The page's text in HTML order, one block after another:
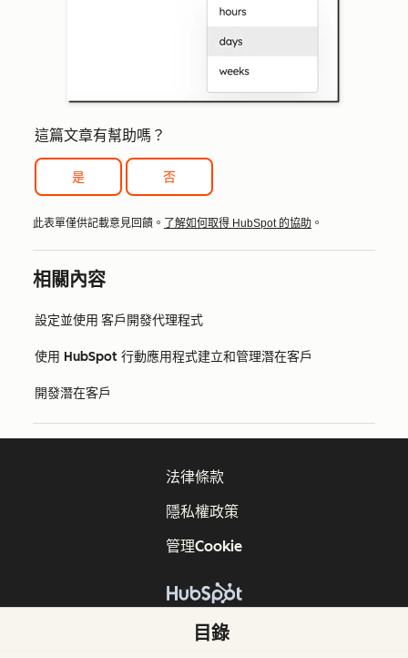
這篇文章有幫助嗎？
是 否
此表單僅供記載意見回饋。 了解如何取得 HubSpot 的協助 。
相關內容
設定並使用 客戶開發代理程式
使用 HubSpot 行動應用程式建立和管理潛在客戶
開發潛在客戶
目錄
版權所有 © 2026 HubSpot, Inc.
法律條款
隱私權政策
管理Cookie